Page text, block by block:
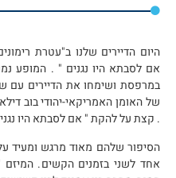
היום הדיירים שלנו ב"עטרת
אם לסבתא היו נגנים " . המופע
במרפסת ושימחו את הדיירים עם
. קצת על להקת " אם לסבתא היו
הסיפור שלהם מאוד מרגש ומעיד
אחד לשני בזמנים הקשים.